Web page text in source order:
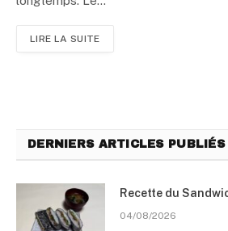
LIRE LA SUITE
DERNIERS ARTICLES PUBLIÉS
Recette du
04/08/2026